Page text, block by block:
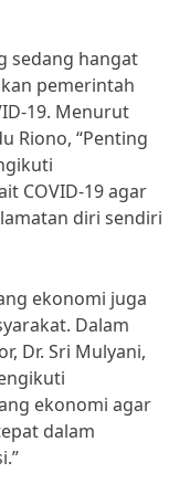
sedang hangat
pemerintah
19. Menurut
Riono, “Penting
COVID-19 agar
diri sendiri
ekonomi juga
Dalam
Dr. Sri Mulyani,
ekonomi agar
dalam